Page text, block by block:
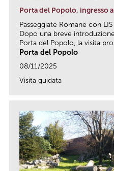
Porta del Popolo, ingresso
Passeggiate Romane con LIS
Dopo una breve
Porta del Popolo, la visita
Porta del Popolo
08/11/2025
Visita guidata